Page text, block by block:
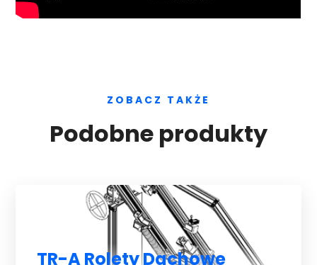
ZOBACZ TAKŻE
Podobne produkty
TR-A Rolety Dachowe